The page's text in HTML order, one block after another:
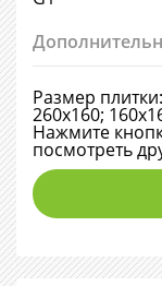
Размер
260х160;
Нажмите
посмотреть